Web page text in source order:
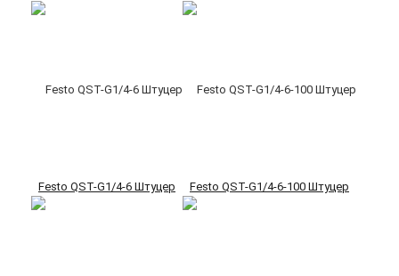
Festo QST-G1/4-6 Штуцер Festo QST-G1/4-6-100 Штуцер